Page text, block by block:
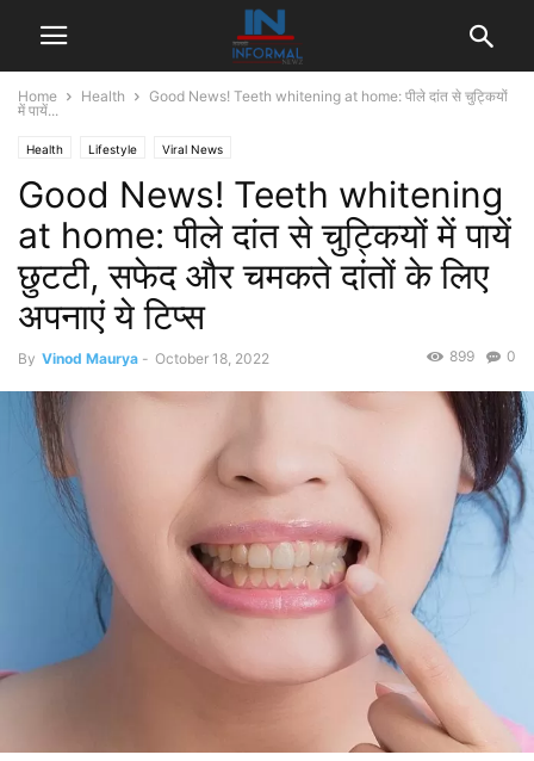
Home Health
Good News! Teeth whitening at home: पीले दांत से चुट्कियों
में पायें...
Health Lifestyle Viral News
Good News! Teeth whitening
at home: पीले दांत से चुट्कियों में पायें
छुटटी, सफेद और चमकते दांतों के लिए
अपनाएं ये टिप्स
By Vinod Maurya - October 18, 2022 0
899